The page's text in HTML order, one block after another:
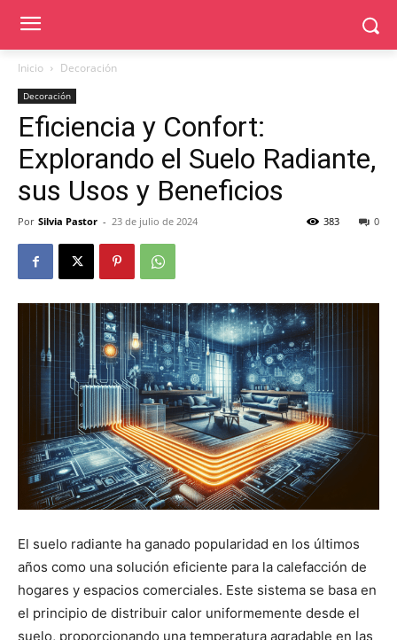
Inicio Decoración
Decoración
Eficiencia y Confort:
Explorando el Suelo Radiante,
sus Usos y Beneficios
Por Silvia Pastor - 23 de julio de 2024 0
383
El suelo radiante ha ganado popularidad en los últimos
años como una solución eficiente para la calefacción de
hogares y espacios comerciales. Este sistema se basa en
el principio de distribuir calor uniformemente desde el
suelo, proporcionando una temperatura agradable en las